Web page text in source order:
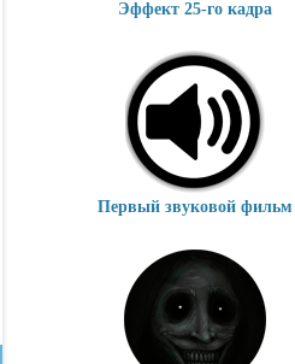
Эффект 25-го кадра
Первый звуковой фильм